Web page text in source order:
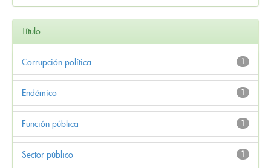
Título
1
Corrupción política
1
Endémico
1
Función pública
1
Sector público